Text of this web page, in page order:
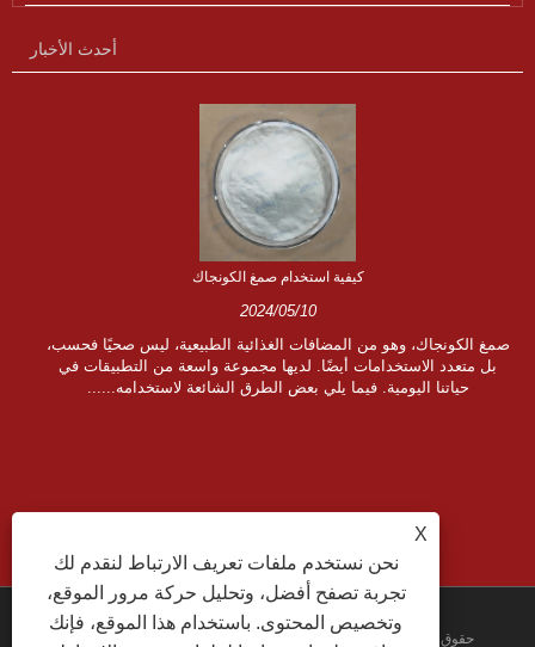
أحدث الأخبار
كيفية استخدام صمغ الكونجاك
2024/05/10
صمغ الكونجاك، وهو من المضافات الغذائية الطبيعية، ليس صحيًا فحسب،
بل متعدد الاستخدامات أيضًا. لديها مجموعة واسعة من التطبيقات في
حياتنا اليومية. فيما يلي بعض الطرق الشائعة لاستخدامه......
حقوق الطبع والنشر © 2022 شركة Jiangsu Zipin Biotech Co., Ltd. -
X
نحن نستخدم ملفات تعريف الارتباط لنقدم لك
تجربة تصفح أفضل، وتحليل حركة مرور الموقع،
وتخصيص المحتوى. باستخدام هذا الموقع، فإنك